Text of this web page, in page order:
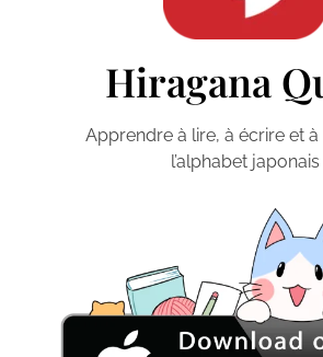
Hiragana
Apprendre à lire, à écrire et
l’alphabet japonais